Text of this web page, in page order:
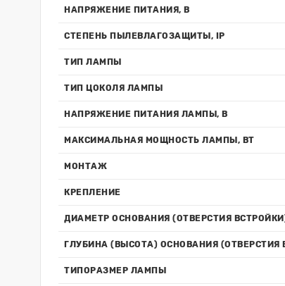
НАПРЯЖЕНИЕ ПИТАНИЯ, В
СТЕПЕНЬ ПЫЛЕВЛАГОЗАЩИТЫ, IP
ТИП ЛАМПЫ
ТИП ЦОКОЛЯ ЛАМПЫ
НАПРЯЖЕНИЕ ПИТАНИЯ ЛАМПЫ, В
МАКСИМАЛЬНАЯ МОЩНОСТЬ ЛАМПЫ, ВТ
МОНТАЖ
КРЕПЛЕНИЕ
ДИАМЕТР ОСНОВАНИЯ (ОТВЕРСТИЯ
ГЛУБИНА (ВЫСОТА) ОСНОВАНИЯ (ОТВЕРСТИЯ
ТИПОРАЗМЕР ЛАМПЫ